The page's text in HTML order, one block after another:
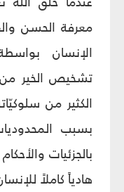
معرفة الحسن
الإنسان
تشخيص الخير
الكثير من
بسبب
بالجزئيات
هادياً كاملاً